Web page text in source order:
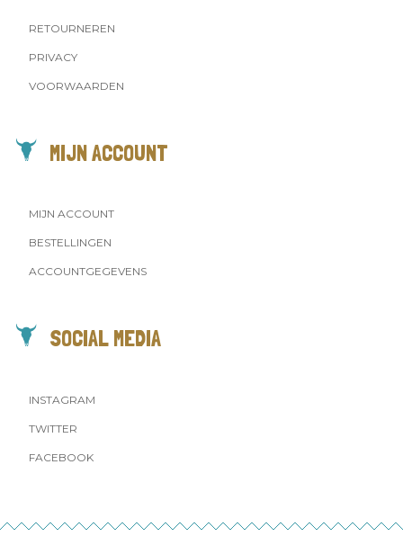
RETOURNEREN
PRIVACY
VOORWAARDEN
MIJN ACCOUNT
MIJN ACCOUNT
BESTELLINGEN
ACCOUNTGEGEVENS
SOCIAL MEDIA
INSTAGRAM
TWITTER
FACEBOOK